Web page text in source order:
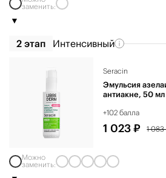
заменить:
2 этап Интенсивный
Seracin
Эмульсия
антиакне, 50 мл
+102 балла
1 023 ₽ 1 083
Можно
заменить: